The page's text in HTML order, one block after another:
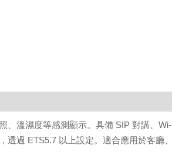
、溫濕度等感測顯示。具備 SIP 對講、Wi-
過 ETS5.7 以上設定。適合應用於客廳、